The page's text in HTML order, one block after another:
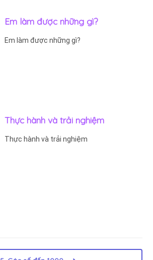
Em làm được những gì?
Em làm được những gì?
Thực hành và trải nghiệm
Thực hành và trải nghiệm